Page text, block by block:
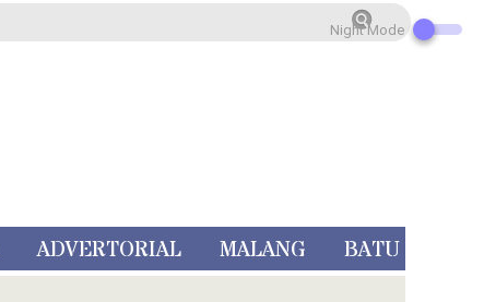
ADVERTORIAL MALANG BATU
Night Mode